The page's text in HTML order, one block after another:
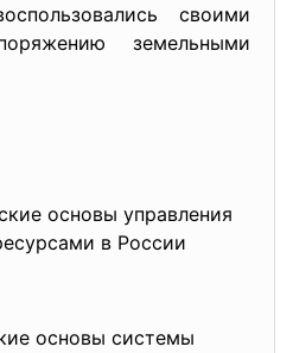
своими
земельными
основы управления
в России
основы системы